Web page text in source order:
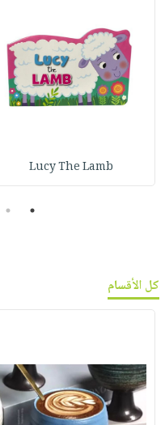
Lucy The Lamb
1
2
كل الأقسام